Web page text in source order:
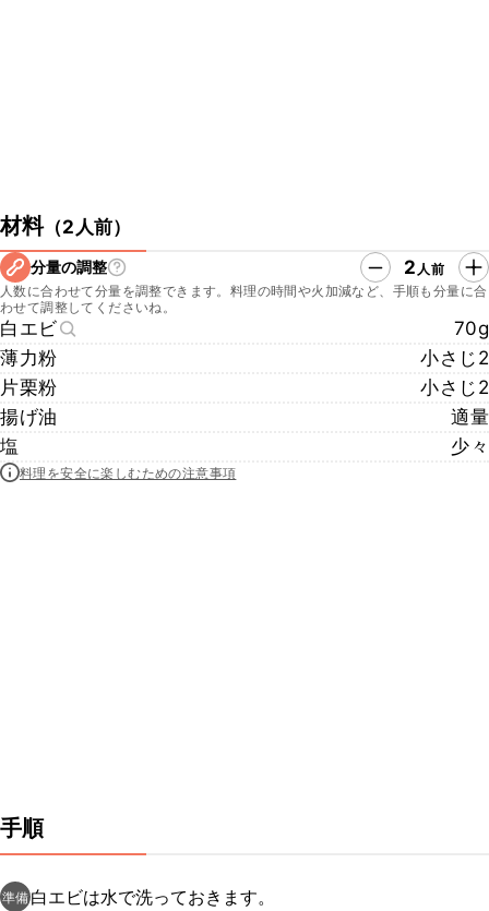
材料（2人前）
分量の調整 2 人前
人数に合わせて分量を調整できます。料理の時間や火加減など、手順も分量に合
わせて調整してくださいね。
白エビ
70g
薄力粉
小さじ2
片栗粉
小さじ2
揚げ油
適量
塩
少々
料理を安全に楽しむための注意事項
手順
準備 白エビは水で洗っておきます。